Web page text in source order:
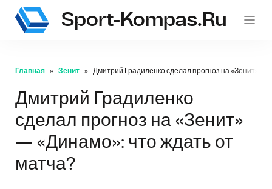
Sport-Kompas.ru
Главная Зенит Дмитрий Градиленко сделал прогноз на «Зенит» —
Дмитрий Градиленко
сделал прогноз на «Зенит»
— «Динамо»: что ждать от
матча?